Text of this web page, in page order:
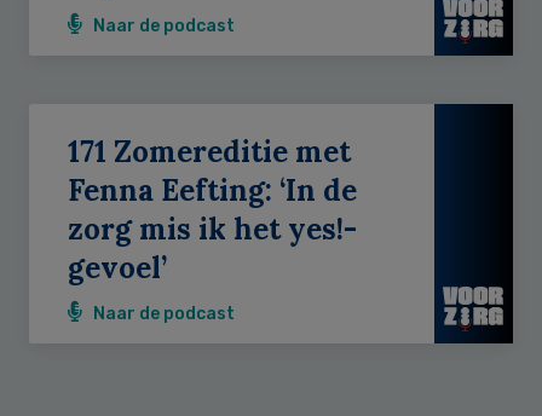
Naar de podcast
171 Zomereditie met
Fenna Eefting: ‘In de
zorg mis ik het yes!-
gevoel’
Naar de podcast